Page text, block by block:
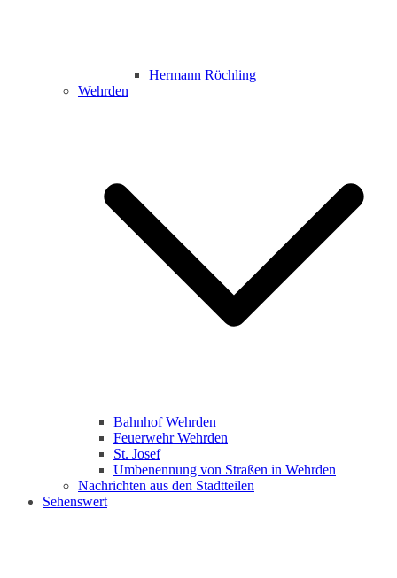
Hermann Röchling
Wehrden
Bahnhof Wehrden
Feuerwehr Wehrden
St. Josef
Umbenennung von Straßen in Wehrden
Nachrichten aus den Stadtteilen
Sehenswert